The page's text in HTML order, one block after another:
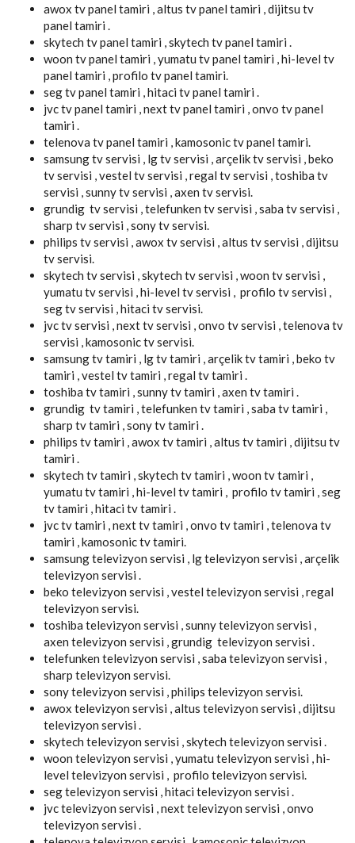
awox tv panel tamiri , altus tv panel tamiri , dijitsu tv
panel tamiri .
skytech tv panel tamiri , skytech tv panel tamiri .
woon tv panel tamiri , yumatu tv panel tamiri , hi-level tv
panel tamiri , profilo tv panel tamiri.
seg tv panel tamiri , hitaci tv panel tamiri .
jvc tv panel tamiri , next tv panel tamiri , onvo tv panel
tamiri .
telenova tv panel tamiri , kamosonic tv panel tamiri.
samsung tv servisi , lg tv servisi , arçelik tv servisi , beko
tv servisi , vestel tv servisi , regal tv servisi , toshiba tv
servisi , sunny tv servisi , axen tv servisi.
grundig tv servisi , telefunken tv servisi , saba tv servisi ,
sharp tv servisi , sony tv servisi.
philips tv servisi , awox tv servisi , altus tv servisi , dijitsu
tv servisi.
skytech tv servisi , skytech tv servisi , woon tv servisi ,
yumatu tv servisi , hi-level tv servisi , profilo tv servisi ,
seg tv servisi , hitaci tv servisi.
jvc tv servisi , next tv servisi , onvo tv servisi , telenova tv
servisi , kamosonic tv servisi.
samsung tv tamiri , lg tv tamiri , arçelik tv tamiri , beko tv
tamiri , vestel tv tamiri , regal tv tamiri .
toshiba tv tamiri , sunny tv tamiri , axen tv tamiri .
grundig tv tamiri , telefunken tv tamiri , saba tv tamiri ,
sharp tv tamiri , sony tv tamiri .
philips tv tamiri , awox tv tamiri , altus tv tamiri , dijitsu tv
tamiri .
skytech tv tamiri , skytech tv tamiri , woon tv tamiri ,
yumatu tv tamiri , hi-level tv tamiri , profilo tv tamiri , seg
tv tamiri , hitaci tv tamiri .
jvc tv tamiri , next tv tamiri , onvo tv tamiri , telenova tv
tamiri , kamosonic tv tamiri.
samsung televizyon servisi , lg televizyon servisi , arçelik
televizyon servisi .
beko televizyon servisi , vestel televizyon servisi , regal
televizyon servisi.
toshiba televizyon servisi , sunny televizyon servisi ,
axen televizyon servisi , grundig televizyon servisi .
telefunken televizyon servisi , saba televizyon servisi ,
sharp televizyon servisi.
sony televizyon servisi , philips televizyon servisi.
awox televizyon servisi , altus televizyon servisi , dijitsu
televizyon servisi .
skytech televizyon servisi , skytech televizyon servisi .
woon televizyon servisi , yumatu televizyon servisi , hi-
level televizyon servisi , profilo televizyon servisi.
seg televizyon servisi , hitaci televizyon servisi .
jvc televizyon servisi , next televizyon servisi , onvo
televizyon servisi .